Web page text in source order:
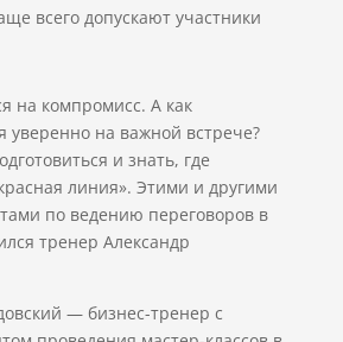
всего допускают участники
на компромисс. А как
уверенно на важной встрече?
и знать, где
линия». Этими и другими
по ведению переговоров в
тренер Александр
— бизнес-тренер с